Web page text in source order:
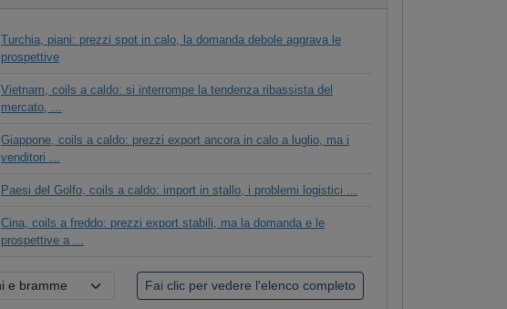
Turchia, piani: prezzi spot in calo, la domanda debole aggrava le
prospettive
Vietnam, coils a caldo: si interrompe la tendenza ribassista del
mercato, ...
Giappone, coils a caldo: prezzi export ancora in calo a luglio, ma i
venditori ...
Paesi del Golfo, coils a caldo: import in stallo, i problemi logistici ...
Cina, coils a freddo: prezzi export stabili, ma la domanda e le
prospettive a ...